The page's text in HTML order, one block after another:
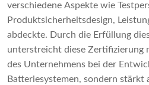
verschiedene Aspekte wie
Produktsicherheitsdesign,
abdeckte. Durch die Erfüllung
unterstreicht diese Zertifizierung
des Unternehmens bei der
Batteriesystemen, sondern stärkt